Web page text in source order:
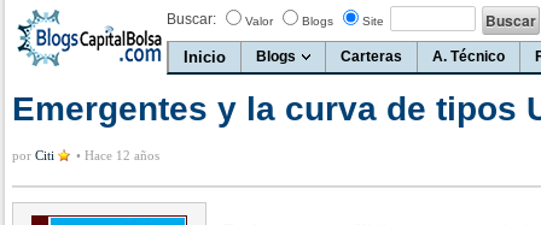
Buscar: Valor Blogs Site
Inicio Blogs Carteras A. Técnico
Emergentes y la curva de tipos
por Citi • Hace 12 años